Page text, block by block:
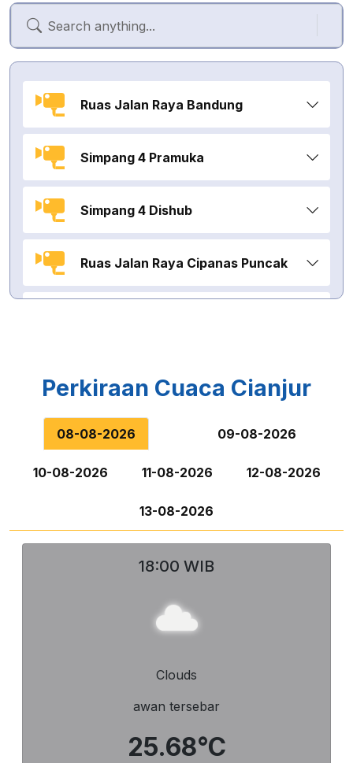
Ruas Jalan Raya Bandung
Simpang 4 Pramuka
Simpang 4 Dishub
Ruas Jalan Raya Cipanas Puncak
Tugu Pandan Wangi
Ruas Jalan Raya Cikalong Kulon
Ruas Jalan KH Abdullah Bin Nuh
Simpang 3 RSUD Sayang
Ruas Jalan Mangunsarkoro
Simpang 3 Tugu Tauco
Perkiraan Cuaca Cianjur
08-08-2026 09-08-2026
10-08-2026 11-08-2026 12-08-2026
13-08-2026
18:00 WIB
Clouds
awan tersebar
25.68°C